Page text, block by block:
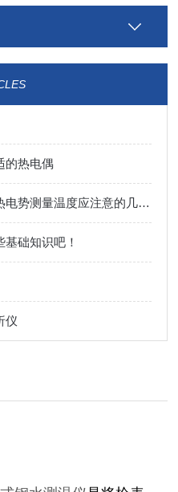
的热电偶
一体化防爆热电偶产生的热电势测量温度应注意的几个问题
础知识吧！
仪